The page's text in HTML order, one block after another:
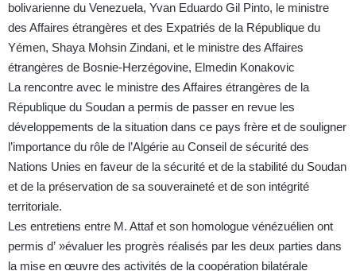
bolivarienne du Venezuela, Yvan Eduardo Gil Pinto, le ministre
des Affaires étrangères et des Expatriés de la République du
Yémen, Shaya Mohsin Zindani, et le ministre des Affaires
étrangères de Bosnie-Herzégovine, Elmedin Konakovic
La rencontre avec le ministre des Affaires étrangères de la
République du Soudan a permis de passer en revue les
développements de la situation dans ce pays frère et de souligner
l’importance du rôle de l’Algérie au Conseil de sécurité des
Nations Unies en faveur de la sécurité et de la stabilité du Soudan
et de la préservation de sa souveraineté et de son intégrité
territoriale.
Les entretiens entre M. Attaf et son homologue vénézuélien ont
permis d’ »évaluer les progrès réalisés par les deux parties dans
la mise en œuvre des activités de la coopération bilatérale